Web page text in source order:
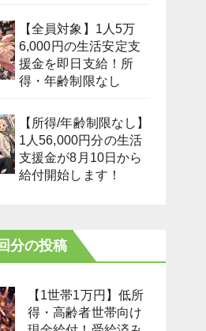
【全員対象】1人5万
6,000円の生活安定支
援金を即日支給！所
得・年齢制限なし
【所得/年齢制限なし】
1人56,000円分の生活
支援金が8月10日から
給付開始します！
分の投稿
【1世帯1万円】低所
得・高齢者世帯向け